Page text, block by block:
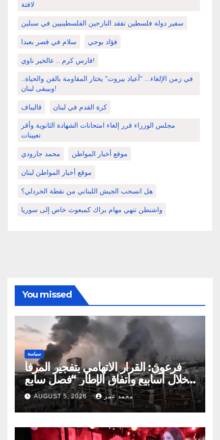
لافتة
سفير دولة فلسطين تفقد النازحين الفلسطينيين في سبلين
سلام في قصر بعبدا فؤاد بوجي
فارس كرم .. عالخير ناوي!
في زمن الإلغاء... "أعياد بيروت" يختار المقاومة بالفن والحياة..
وبيبقى لبنان!
قاليباف كرة القدم في لبنان
مجلس الوزراء قرر إلغاء امتحانات الشهادة الثانوية وأقر
تعيينات
محمد جارودي موقع أخبار المواطن
موقع أخبار المواطن لبنان
هل انسحب الجيش اللبناني من نقطة الخردلي؟
واشنطن تنهي مهام براك كمبعوث خاص إلى سوريا
You missed
سياسة
فرعون: القرار الاتهامي بتفجير المرفأ
خلال أسابيع واتفاق الإطار “فصل سابع
ونصف”
AUGUST 5, 2026 محمد عمر